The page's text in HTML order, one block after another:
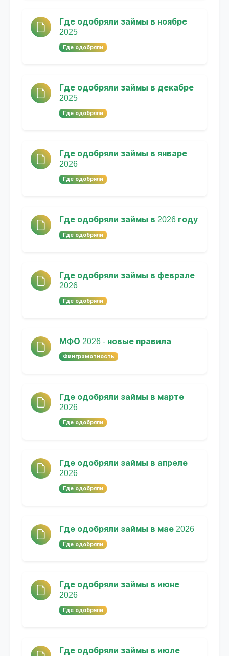
Где одобряли займы в ноябре
2025
Где одобряли
Где одобряли займы в декабре
2025
Где одобряли
Где одобряли займы в январе
2026
Где одобряли
Где одобряли займы в 2026 году
Где одобряли
Где одобряли займы в феврале
2026
Где одобряли
МФО 2026 - новые правила
Финграмотность
Где одобряли займы в марте
2026
Где одобряли
Где одобряли займы в апреле
2026
Где одобряли
Где одобряли займы в мае 2026
Где одобряли
Где одобряли займы в июне
2026
Где одобряли
Где одобряли займы в июле